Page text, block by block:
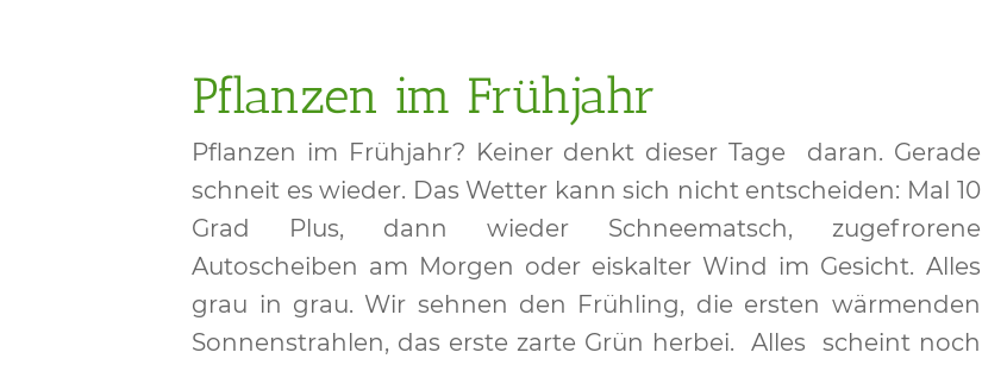
Pflanzen im Frühjahr
Pflanzen im Frühjahr? Keiner denkt dieser Tage daran. Gerade
schneit es wieder. Das Wetter kann sich nicht entscheiden: Mal 10
Grad Plus, dann wieder Schneematsch, zugefrorene
Autoscheiben am Morgen oder eiskalter Wind im Gesicht. Alles
grau in grau. Wir sehnen den Frühling, die ersten wärmenden
Sonnenstrahlen, das erste zarte Grün herbei. Alles scheint noch